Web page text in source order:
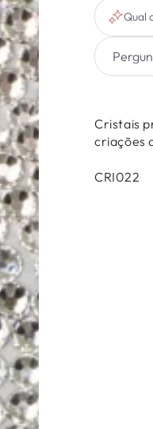
Qual
Cristais
criações
CRI022